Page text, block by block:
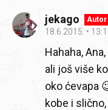
jekago Autor
18.6.2015.
Hahaha,
ali još više
oko ćevapa
kobe i